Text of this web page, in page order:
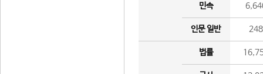
민속
인문 일반 248
법률